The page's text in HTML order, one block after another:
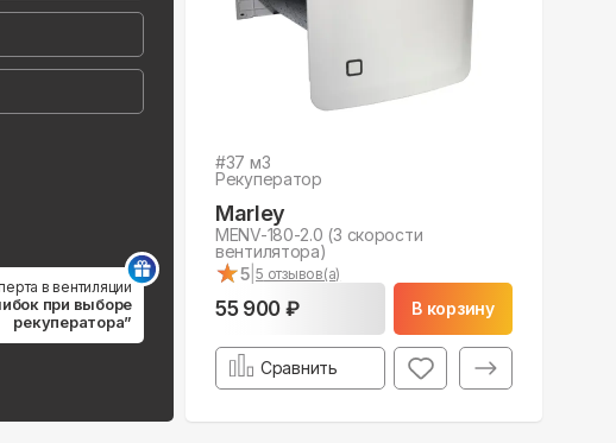
#37 м3
Рекуператор
Marley
MENV-180-2.0 (3 скорости
вентилятора)
★
★5 |5 отзывов(а)
55 900 ₽ В корзину
Сравнить
в вентиляции
при выборе
рекуператора”